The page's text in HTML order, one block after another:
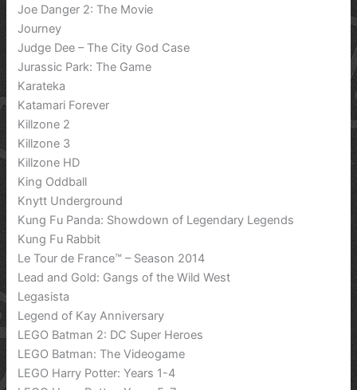
Joe Danger 2: The Movie
Journey
Judge Dee – The City God Case
Jurassic Park: The Game
Karateka
Katamari Forever
Killzone 2
Killzone 3
Killzone HD
King Oddball
Knytt Underground
Kung Fu Panda: Showdown of Legendary Legends
Kung Fu Rabbit
Le Tour de France™ – Season 2014
Lead and Gold: Gangs of the Wild West
Legasista
Legend of Kay Anniversary
LEGO Batman 2: DC Super Heroes
LEGO Batman: The Videogame
LEGO Harry Potter: Years 1-4